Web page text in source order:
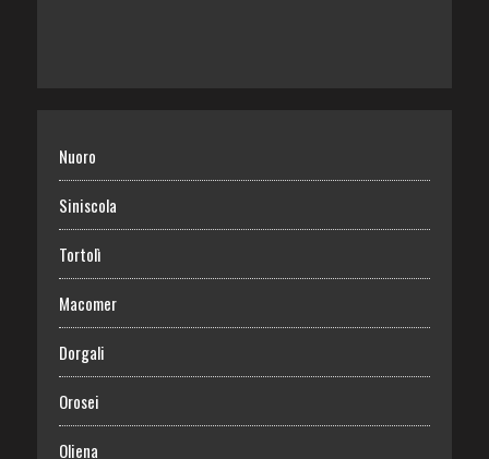
Nuoro
Siniscola
Tortolì
Macomer
Dorgali
Orosei
Oliena